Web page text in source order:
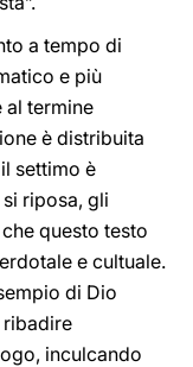
a tempo di
e più
termine
è distribuita
settimo è
riposa, gli
questo testo
e cultuale.
di Dio
ribadire
inculcando